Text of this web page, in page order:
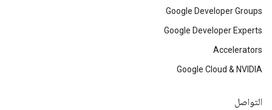
Google Developer Groups
Google Developer Experts
Accelerators
Google Cloud & NVIDIA
التواصل